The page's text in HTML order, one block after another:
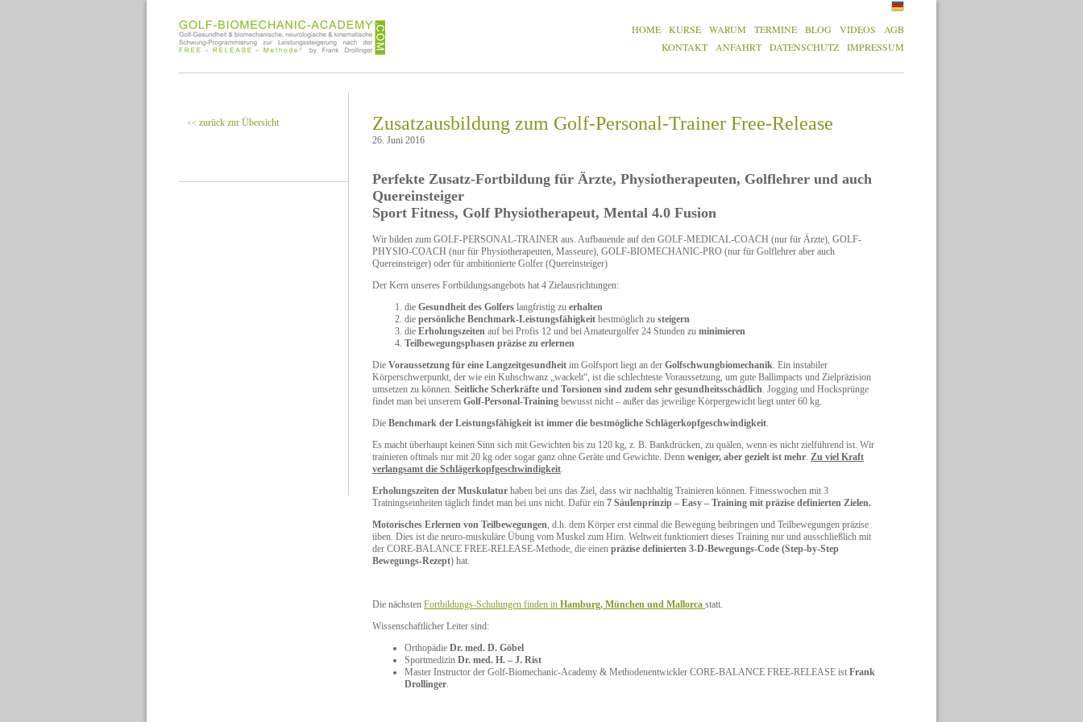
HOME KURSE WARUM TERMINE BLOG VIDEOS
AGB
KONTAKT
ANFAHRT DATENSCHUTZ IMPRESSUM
<< zurück zur Übersicht Zusatzausbildung zum Golf-Personal-Trainer Free-Release
26. Juni 2016
Perfekte Zusatz-Fortbildung für Ärzte, Physiotherapeuten, Golflehrer und auch
Quereinsteiger
Sport Fitness, Golf Physiotherapeut, Mental 4.0 Fusion
Wir bilden zum GOLF-PERSONAL-TRAINER aus. Aufbauende auf den GOLF-MEDICAL-COACH (nur für Ärzte), GOLF-
PHYSIO-COACH (nur für Physiotherapeuten, Masseure), GOLF-BIOMECHANIC-PRO (nur für Golflehrer aber auch
Quereinsteiger) oder für ambitionierte Golfer (Quereinsteiger)
Der Kern unseres Fortbildungsangebots hat 4 Zielausrichtungen:
die Gesundheit des Golfers langfristig zu erhalten
die persönliche Benchmark-Leistungsfähigkeit bestmöglich zu steigern
die Erholungszeiten auf bei Profis 12 und bei Amateurgolfer 24 Stunden zu minimieren
Teilbewegungsphasen präzise zu erlernen
Die Voraussetzung für eine Langzeitgesundheit im Golfsport liegt an der Golfschwungbiomechanik. Ein instabiler
Körperschwerpunkt, der wie ein Kuhschwanz „wackelt“, ist die schlechteste Voraussetzung, um gute Ballimpacts und Zielpräzision
umsetzen zu können. Seitliche Scherkräfte und Torsionen sind zudem sehr gesundheitsschädlich. Jogging und Hocksprünge
findet man bei unserem Golf-Personal-Training bewusst nicht – außer das jeweilige Körpergewicht liegt unter 60 kg.
Die Benchmark der Leistungsfähigkeit ist immer die bestmögliche Schlägerkopfgeschwindigkeit.
Es macht überhaupt keinen Sinn sich mit Gewichten bis zu 120 kg, z. B. Bankdrücken, zu quälen, wenn es nicht zielführend ist. Wir
trainieren oftmals nur mit 20 kg oder sogar ganz ohne Geräte und Gewichte. Denn weniger, aber gezielt ist mehr. Zu viel Kraft
verlangsamt die Schlägerkopfgeschwindigkeit.
Erholungszeiten der Muskulatur haben bei uns das Ziel, dass wir nachhaltig Trainieren können. Fitnesswochen mit 3
Trainingseinheiten täglich findet man bei uns nicht. Dafür ein 7 Säulenprinzip – Easy – Training mit präzise definierten Zielen.
Motorisches Erlernen von Teilbewegungen, d.h. dem Körper erst einmal die Bewegung beibringen und Teilbewegungen präzise
üben. Dies ist die neuro-muskuläre Übung vom Muskel zum Hirn. Weltweit funktioniert dieses Training nur und ausschließlich mit
der CORE-BALANCE FREE-RELEASE-Methode, die einen präzise definierten 3-D-Bewegungs-Code (Step-by-Step
Bewegungs-Rezept) hat.
Die nächsten Fortbildungs-Schulungen finden in Hamburg, München und Mallorca statt.
Wissenschaftlicher Leiter sind:
Orthopädie Dr. med. D. Göbel
Sportmedizin Dr. med. H. – J. Rist
Master Instructor der Golf-Biomechanic-Academy & Methodenentwickler CORE-BALANCE FREE-RELEASE ist Frank
Drollinger.